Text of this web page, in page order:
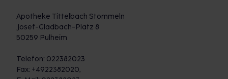
Apotheke Tittelbach Stommeln
Josef-Gladbach-Platz 8
50259 Pulheim
Telefon: 022382023
Fax: +4922382020,